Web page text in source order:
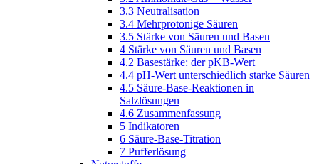
3.3 Neutralisation
3.4 Mehrprotonige Säuren
3.5 Stärke von Säuren und Basen
4 Stärke von Säuren und Basen
4.2 Basestärke: der pKB-Wert
4.4 pH-Wert unterschiedlich starke Säuren
4.5 Säure-Base-Reaktionen in
Salzlösungen
4.6 Zusammenfassung
5 Indikatoren
6 Säure-Base-Titration
7 Pufferlösung